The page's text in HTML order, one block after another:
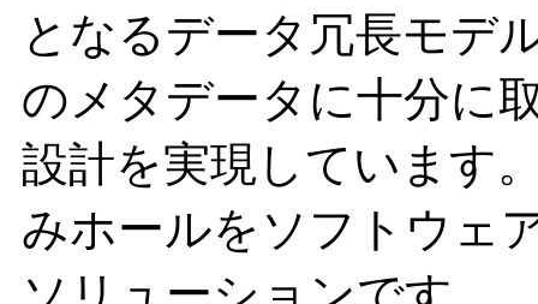
となるデータ冗長モデ
のメタデータに十分に
設計を実現しています
みホールをソフトウェ
ソリューションです。